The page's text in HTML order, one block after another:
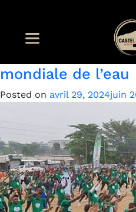
avril
Eau vitale célèbre
mondiale de l’eau
Posted on avril 29, 2024juin